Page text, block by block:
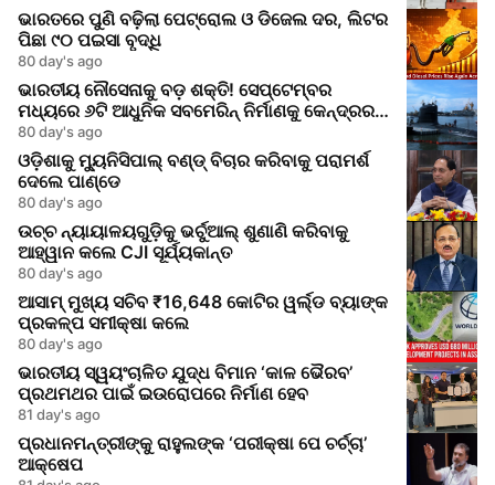
ଭାରତରେ ପୁଣି ବଢ଼ିଲା ପେଟ୍ରୋଲ ଓ ଡିଜେଲ ଦର, ଲିଟର
ପିଛା ୯୦ ପଇସା ବୃଦ୍ଧି
80 day's ago
ଭାରତୀୟ ନୌସେନାକୁ ବଡ଼ ଶକ୍ତି! ସେପ୍ଟେମ୍ବର
ମଧ୍ୟରେ ୬ଟି ଆଧୁନିକ ସବମେରିନ୍ ନିର୍ମାଣକୁ କେନ୍ଦ୍ରର
ମଞ୍ଜୁରି
80 day's ago
ଓଡ଼ିଶାକୁ ମ୍ୟୁନିସିପାଲ୍ ବଣ୍ଡ୍ ବିଚାର କରିବାକୁ ପରାମର୍ଶ
ଦେଲେ ପାଣ୍ଡେ
80 day's ago
ଉଚ୍ଚ ନ୍ୟାୟାଳୟଗୁଡ଼ିକୁ ଭର୍ଚୁଆଲ୍ ଶୁଣାଣି କରିବାକୁ
ଆହ୍ୱାନ କଲେ CJI ସୂର୍ଯ୍ୟକାନ୍ତ
80 day's ago
ଆସାମ୍ ମୁଖ୍ୟ ସଚିବ ₹16,648 କୋଟିର ୱର୍ଲ୍ଡ ବ୍ୟାଙ୍କ
ପ୍ରକଳ୍ପ ସମୀକ୍ଷା କଲେ
80 day's ago
ଭାରତୀୟ ସ୍ୱୟଂଚାଳିତ ଯୁଦ୍ଧ ବିମାନ ‘କାଳ ଭୈରବ’
ପ୍ରଥମଥର ପାଇଁ ଇଉରୋପରେ ନିର୍ମାଣ ହେବ
81 day's ago
ପ୍ରଧାନମନ୍ତ୍ରୀଙ୍କୁ ରାହୁଲଙ୍କ ‘ପରୀକ୍ଷା ପେ ଚର୍ଚ୍ଚା’
ଆକ୍ଷେପ